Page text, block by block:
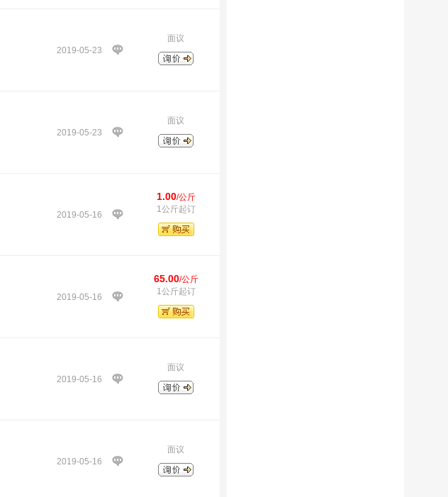
2019-05-23
面议
2019-05-23
面议
2019-05-16
1.00/公斤
1公斤起订
2019-05-16
65.00/公斤
1公斤起订
2019-05-16
面议
2019-05-16
面议